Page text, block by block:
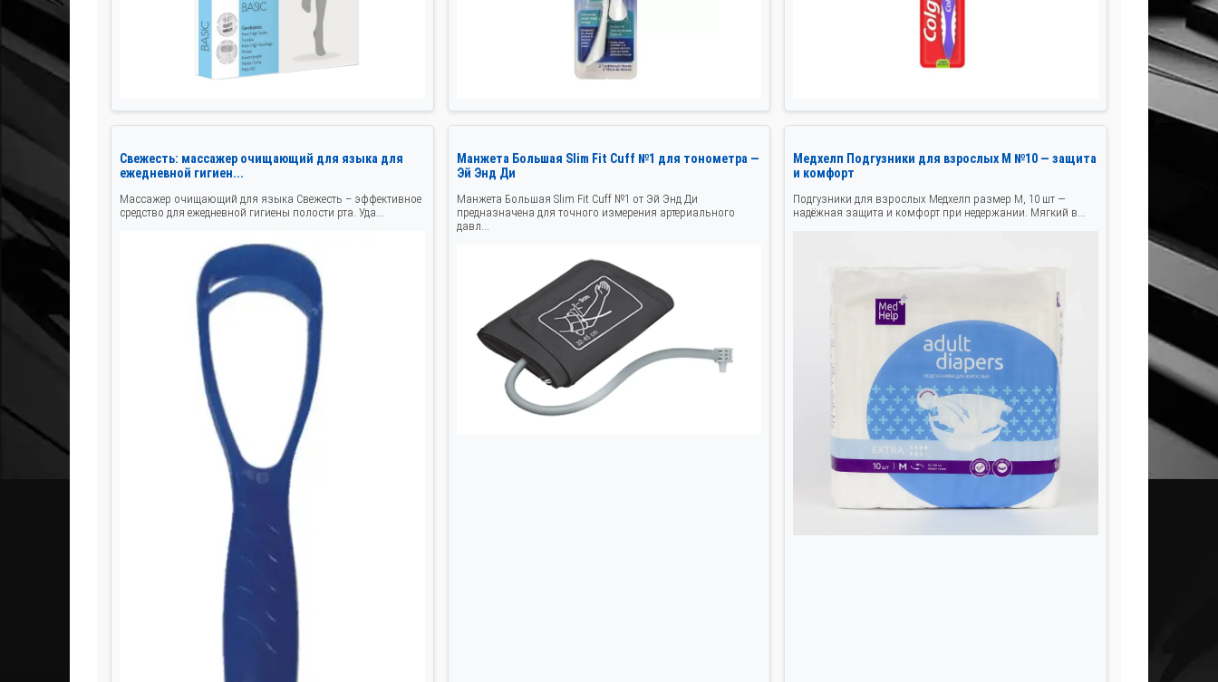
Свежесть: массажер очищающий для языка для
ежедневной гигиен...
Массажер очищающий для языка Свежесть – эффективное
средство для ежедневной гигиены полости рта. Уда...
Манжета Большая Slim Fit Cuff №1 для тонометра —
Эй Энд Ди
Манжета Большая Slim Fit Cuff №1 от Эй Энд Ди
предназначена для точного измерения артериального
давл...
Медхелп Подгузники для взрослых M №10 — защита
и комфорт
Подгузники для взрослых Медхелп размер M, 10 шт —
надёжная защита и комфорт при недержании. Мягкий в...